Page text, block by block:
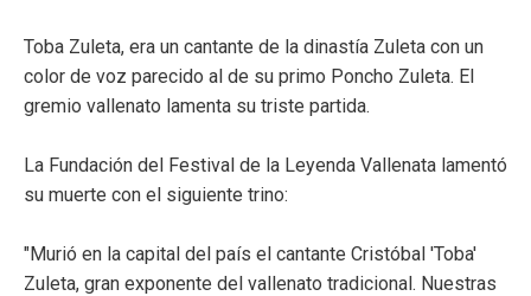
Toba Zuleta, era un cantante de la dinastía Zuleta con un
color de voz parecido al de su primo Poncho Zuleta. El
gremio vallenato lamenta su triste partida.
La Fundación del Festival de la Leyenda Vallenata lamentó
su muerte con el siguiente trino:
"Murió en la capital del país el cantante Cristóbal 'Toba'
Zuleta, gran exponente del vallenato tradicional. Nuestras